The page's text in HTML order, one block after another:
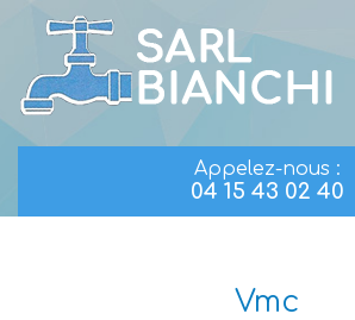
Appelez-nous :
04 15 43 02 40
Vmc